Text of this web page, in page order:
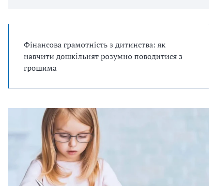
Фінансова грамотність з дитинства: як
навчити дошкільнят розумно поводитися з
грошима